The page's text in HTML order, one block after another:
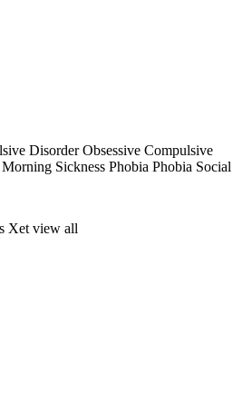
Disorder Obsessive Compulsive
Sickness Phobia Phobia Social
Xet view all